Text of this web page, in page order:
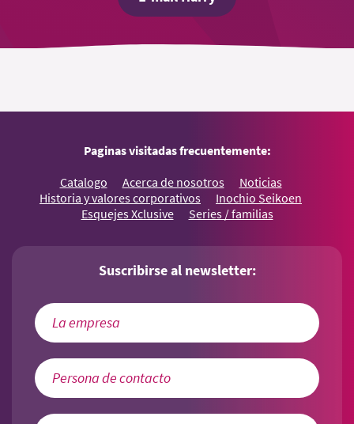
Paginas visitadas frecuentemente:
Catalogo Acerca de nosotros
Noticias
Historia y valores corporativos
Inochio Seikoen
Esquejes Xclusive
Series / familias
Suscribirse al newsletter: